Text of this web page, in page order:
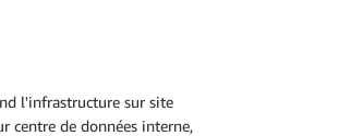
l'infrastructure sur site
centre de données interne,